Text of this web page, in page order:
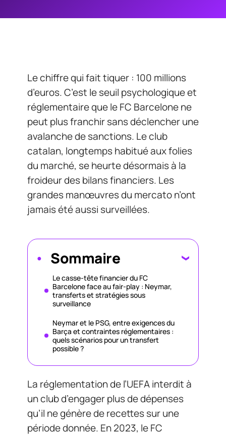
Le chiffre qui fait tiquer : 100 millions
d’euros. C’est le seuil psychologique et
réglementaire que le FC Barcelone ne
peut plus franchir sans déclencher une
avalanche de sanctions. Le club
catalan, longtemps habitué aux folies
du marché, se heurte désormais à la
froideur des bilans financiers. Les
grandes manœuvres du mercato n’ont
jamais été aussi surveillées.
Sommaire
Le casse-tête financier du FC
Barcelone face au fair-play : Neymar,
transferts et stratégies sous
surveillance
Neymar et le PSG, entre exigences du
Barça et contraintes réglementaires :
quels scénarios pour un transfert
possible ?
La réglementation de l’UEFA interdit à
un club d’engager plus de dépenses
qu’il ne génère de recettes sur une
période donnée. En 2023, le FC